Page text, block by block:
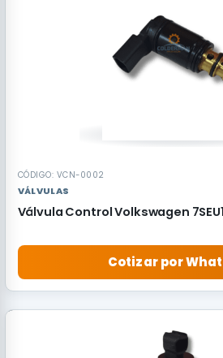
CÓDIGO: VCN-0002
VÁLVULAS
Válvula Control Volkswagen
Cotizar por